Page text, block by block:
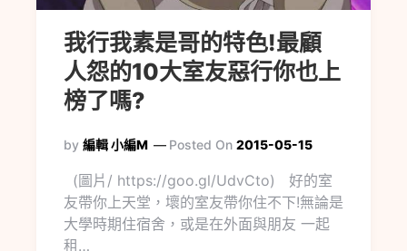
我行我素是哥的特色!最顧
人怨的10大室友惡行你也上
榜了嗎?
by 編輯 小編M Posted On 2015-05-15
(圖片/ https://goo.gl/UdvCto) 好的室
友帶你上天堂，壞的室友帶你住不下!無論是
大學時期住宿舍，或是在外面與朋友 一起
租…